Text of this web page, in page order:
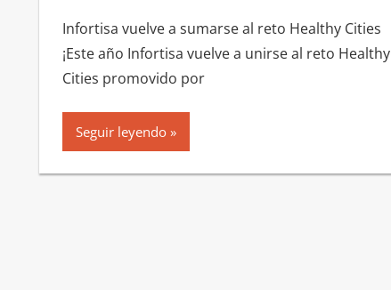
Infortisa vuelve a sumarse al reto Healthy Cities
¡Este año Infortisa vuelve a unirse al reto Healthy
Cities promovido por
Seguir leyendo